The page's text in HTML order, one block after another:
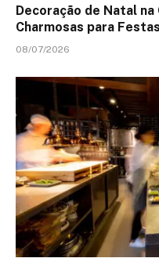
Decoração de Natal
Charmosas para Festas
08/07/2026